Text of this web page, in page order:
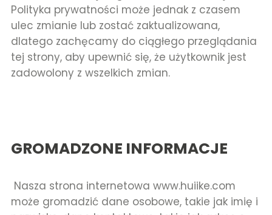
Polityka prywatności może jednak z czasem
ulec zmianie lub zostać zaktualizowana,
dlatego zachęcamy do ciągłego przeglądania
tej strony, aby upewnić się, że użytkownik jest
zadowolony z wszelkich zmian.
GROMADZONE INFORMACJE
Nasza strona internetowa www.huiike.com
może gromadzić dane osobowe, takie jak imię i